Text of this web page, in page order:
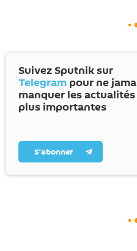
Suivez Sputnik sur
Telegram pour ne
manquer les
plus importantes
S’abonner